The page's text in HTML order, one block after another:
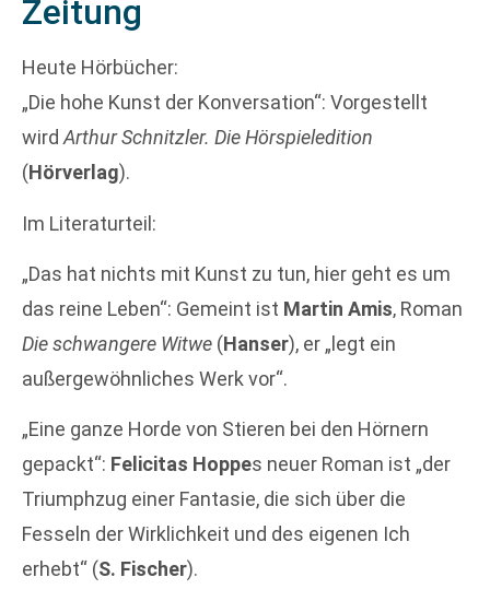
Zeitung
Heute Hörbücher:
„Die hohe Kunst der Konversation“: Vorgestellt
wird Arthur Schnitzler. Die Hörspieledition
(Hörverlag).
Im Literaturteil:
„Das hat nichts mit Kunst zu tun, hier geht es um
das reine Leben“: Gemeint ist Martin Amis‚ Roman
Die schwangere Witwe (Hanser), er „legt ein
außergewöhnliches Werk vor“.
„Eine ganze Horde von Stieren bei den Hörnern
gepackt“: Felicitas Hoppes neuer Roman ist „der
Triumphzug einer Fantasie, die sich über die
Fesseln der Wirklichkeit und des eigenen Ich
erhebt“ (S. Fischer).